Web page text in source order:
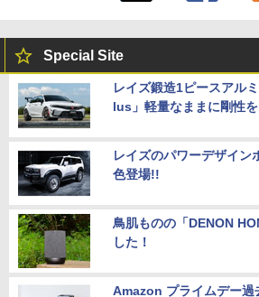
Special Site
レイズ鍛造1ピースアル
lus」軽量なままに剛性
レイズのパワーデザイン
色登場!!
鳥肌ものの「DENON
した！
Amazon プライムデー